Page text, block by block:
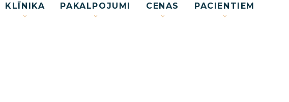
KLĪNIKA PAKALPOJUMI CENAS PACIENTIEM